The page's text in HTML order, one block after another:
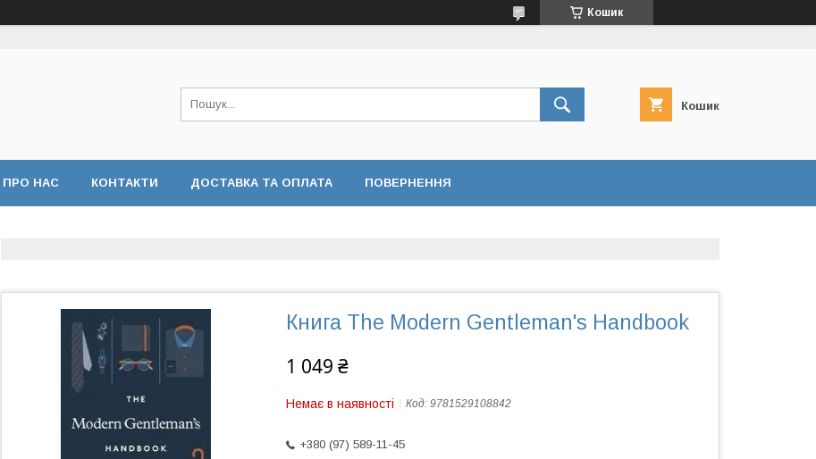
Кошик
Кошик
ПРО НАС КОНТАКТИ ДОСТАВКА ТА ОПЛАТА ПОВЕРНЕННЯ
Книга The Modern Gentleman's Handbook
1 049 ₴
Немає в наявності Код: 9781529108842
+380 (97) 589-11-45